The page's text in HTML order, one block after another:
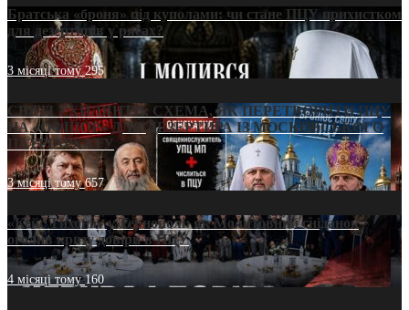
Братська «броня» під куполами: чи стане ПЦУ прихистком
для дезертирів у рясах?
3 місяці тому295
СВЯТІ УХИЛЯНТИ: СХЕМА, ЯК ПЕРЕТВОРИТИ ПЦУ
НА «ОФШОР» ДЛЯ ДЕЗЕРТИРА ІЗ МОСКОВСЬКОГО
ПАТРІАРХАТУ
3 місяці тому657
«Кейс Тихона» у Тернополі: як Молитовний сніданок
оголив кризу довіри в ПЦУ
4 місяці тому160